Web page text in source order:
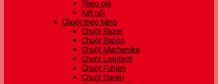
Theo giá
Kết nối
Chuột theo hãng
Chuột Razer
Chuột Rapoo
Chuột Machenike
Chuột Logitech
Chuột Fuhlen
Chuột DareU